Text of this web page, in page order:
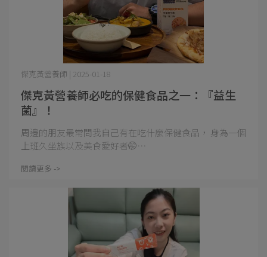
傑克黃營養師必吃的保健食品之一：『益生
菌』！
傑克黃營養師 | 2025-01-18
周邊的朋友最常問我自己有在吃什麼保健食品， 身為一個
上班久坐族以及美食愛好者🤭⋯
閱讀更多 ->